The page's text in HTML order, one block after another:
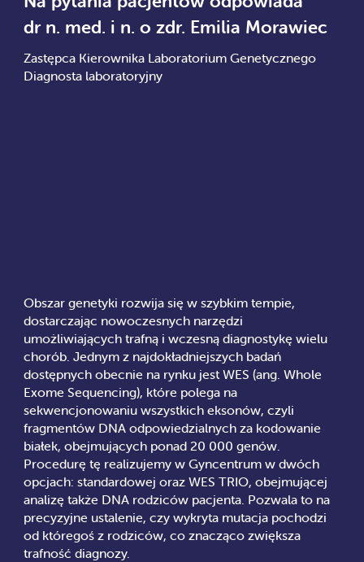
dr n. med. i n. o zdr. Emilia Morawiec
Zastępca Kierownika Laboratorium Genetycznego
Diagnosta laboratoryjny
Obszar genetyki rozwija się w szybkim tempie,
dostarczając nowoczesnych narzędzi
umożliwiających trafną i wczesną diagnostykę wielu
chorób. Jednym z najdokładniejszych badań
dostępnych obecnie na rynku jest WES (ang. Whole
Exome Sequencing), które polega na
sekwencjonowaniu wszystkich eksonów, czyli
fragmentów DNA odpowiedzialnych za kodowanie
białek, obejmujących ponad 20 000 genów.
Procedurę tę realizujemy w Gyncentrum w dwóch
opcjach: standardowej oraz WES TRIO, obejmującej
analizę także DNA rodziców pacjenta. Pozwala to na
precyzyjne ustalenie, czy wykryta mutacja pochodzi
od któregoś z rodziców, co znacząco zwiększa
trafność diagnozy.